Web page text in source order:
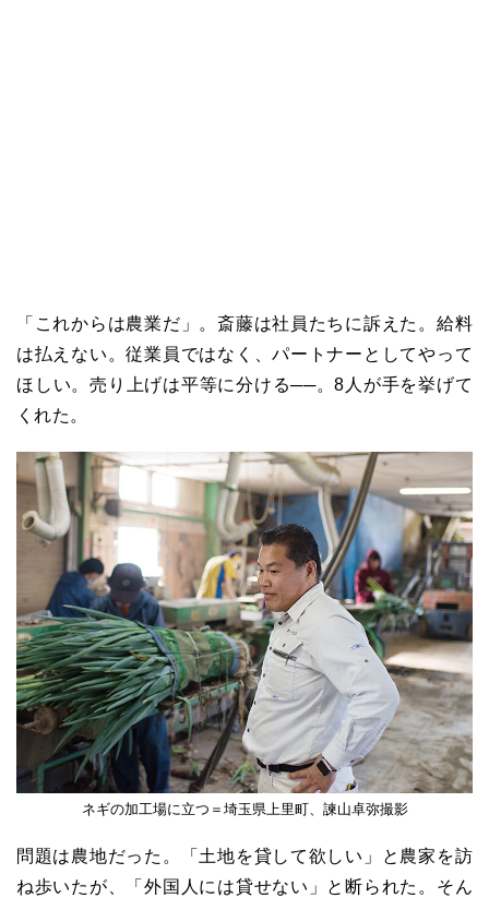
「これからは農業だ」。斎藤は社員たちに訴えた。給料
は払えない。従業員ではなく、パートナーとしてやって
ほしい。売り上げは平等に分ける──。8 人が手を挙げて
くれた。
ネギの加工場に立つ＝埼玉県上里町、諫山卓弥撮影
問題は農地だった。「土地を貸して欲しい」と農家を訪
ね歩いたが、「外国人には貸せない」と断られた。そん